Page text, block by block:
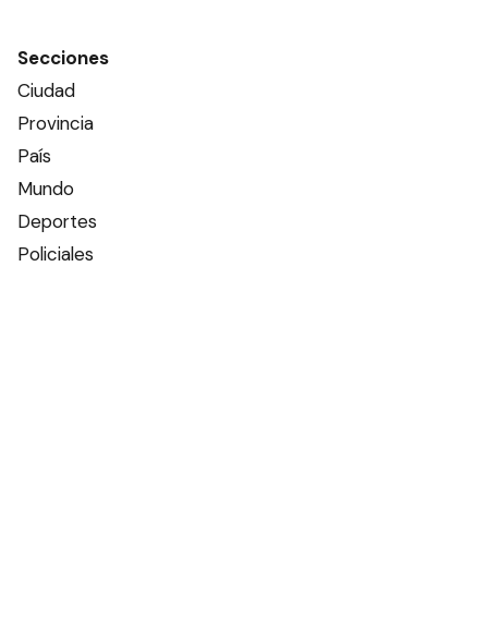
Secciones
Ciudad
Provincia
País
Mundo
Deportes
Policiales